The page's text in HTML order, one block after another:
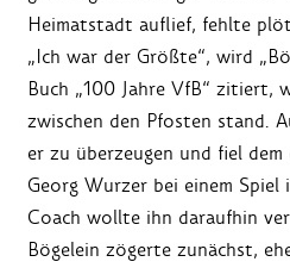
Heimatstadt auflief, fehlte
„Ich war der Größte“, wird
Buch „100 Jahre VfB“ zitiert,
zwischen den Pfosten stand.
er zu überzeugen und fiel
Georg Wurzer bei einem Spiel
Coach wollte ihn daraufhin
Bögelein zögerte zunächst,